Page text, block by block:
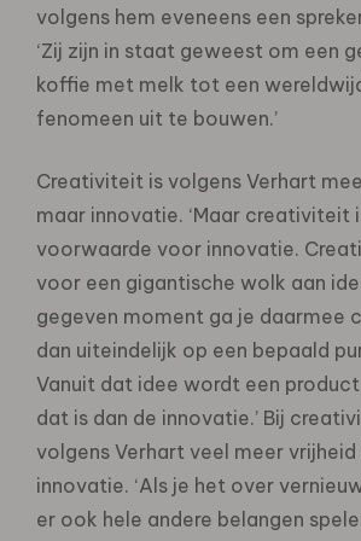
volgens hem eveneens een
‘Zij zijn in staat geweest om een
koffie met melk tot een
fenomeen uit te bouwen.’
Creativiteit is volgens Verhart
maar innovatie. ‘Maar creativiteit
voorwaarde voor innovatie.
voor een gigantische wolk aan
gegeven moment ga je daarmee
dan uiteindelijk op een bepaald
Vanuit dat idee wordt een
dat is dan de innovatie.’ Bij
volgens Verhart veel meer vrijheid
innovatie. ‘Als je het over
er ook hele andere belangen